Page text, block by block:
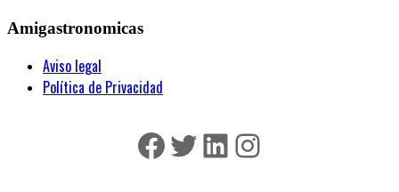
Amigastronomicas
Aviso legal
Política de Privacidad
Facebook
Twitter
LinkedIn
Instagram